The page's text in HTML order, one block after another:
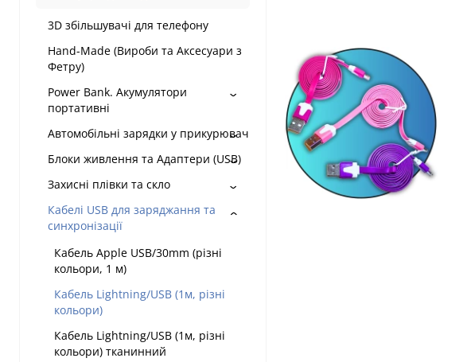
3D збільшувачі для телефону
Hand-Made (Вироби та Аксесуари з
Фетру)
Power Bank. Акумулятори
портативні
Автомобільні зарядки у прикурювач
Блоки живлення та Адаптери (USB)
Захисні плівки та скло
Кабелі USB для заряджання та
синхронізації
Кабель Apple USB/30mm (різні
кольори, 1 м)
Кабель Lightning/USB (1м, різні
кольори)
Кабель Lightning/USB (1м, різні
кольори) тканинний